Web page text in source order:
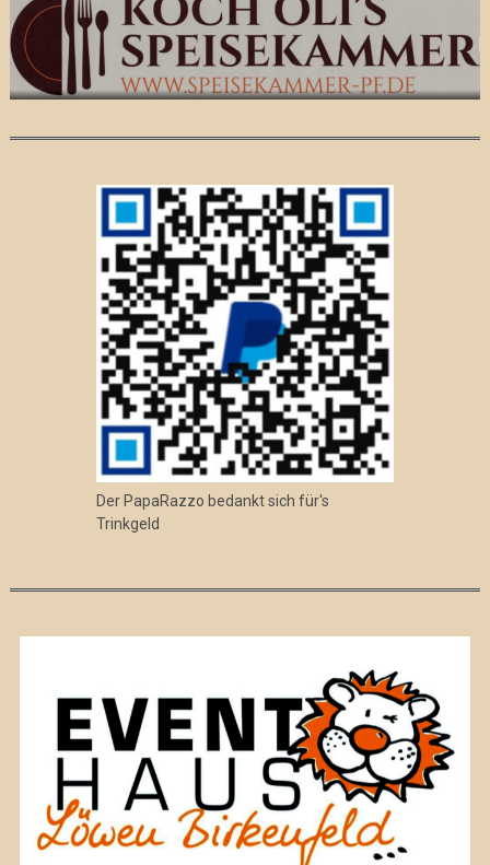
Der PapaRazzo bedankt sich für's
Trinkgeld